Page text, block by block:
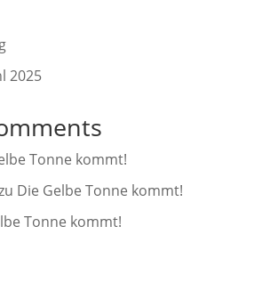
2025
Tonne kommt!
Die Gelbe Tonne kommt!
Tonne kommt!